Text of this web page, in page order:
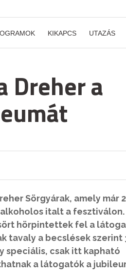
KIKAPCS UTAZÁS
Dreher a
Sörgyárak, amely már
italt a fesztiválon.
hörpintettek fel a
tavaly a becslések szerint
speciális, csak itt kapható
a látogatók a